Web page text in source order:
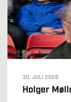
30. JULI 2026
Holger